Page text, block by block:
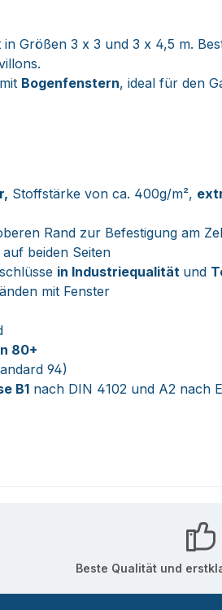
in Größen 3 x 3 und 3 x 4,5 m.
Bogenfenstern, ideal für den
Stoffstärke von ca. 400g/m²,
Rand zur Befestigung am
beiden Seiten
in Industriequalität und T
mit Fenster
80+
94)
B1 nach DIN 4102 und A2 nach
Beste Qualität und